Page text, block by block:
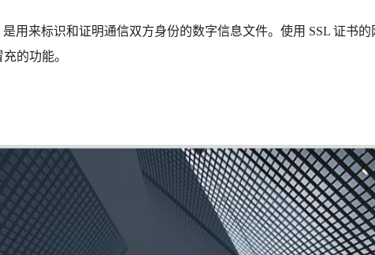
用来标识和证明通信双方身份的数字信息文件。使用 SSL 证书
的功能。